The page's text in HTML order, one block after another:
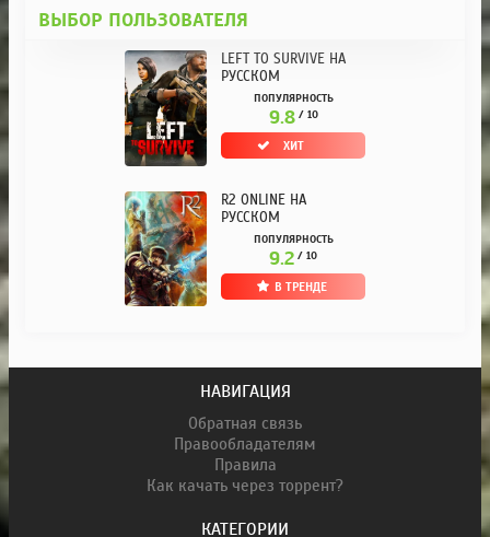
ВЫБОР ПОЛЬЗОВАТЕЛЯ
LEFT TO SURVIVE НА
РУССКОМ
ПОПУЛЯРНОСТЬ
9.8 / 10
ХИТ
R2 ONLINE НА
РУССКОМ
ПОПУЛЯРНОСТЬ
9.2 / 10
В ТРЕНДЕ
НАВИГАЦИЯ
Обратная связь
Правообладателям
Правила
Как качать через торрент?
КАТЕГОРИИ